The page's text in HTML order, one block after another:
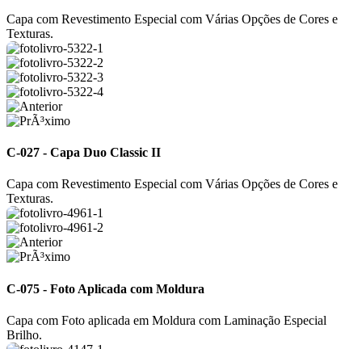
Capa com Revestimento Especial com Várias Opções de Cores e
Texturas.
C-027 - Capa Duo Classic II
Capa com Revestimento Especial com Várias Opções de Cores e
Texturas.
C-075 - Foto Aplicada com Moldura
Capa com Foto aplicada em Moldura com Laminação Especial
Brilho.